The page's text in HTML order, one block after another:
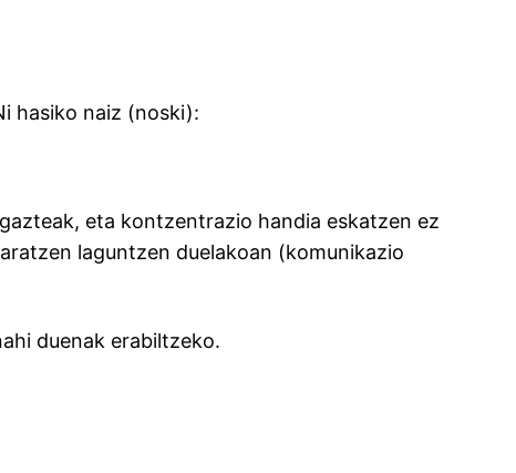
hasiko naiz (noski):
eta kontzentrazio handia eskatzen ez
laguntzen duelakoan (komunikazio
duenak erabiltzeko.